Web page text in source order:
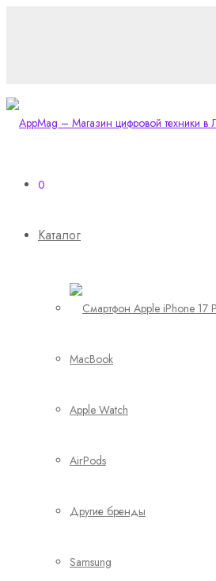
0
Каталог
MacBook
Apple Watch
AirPods
Другие бренды
Samsung